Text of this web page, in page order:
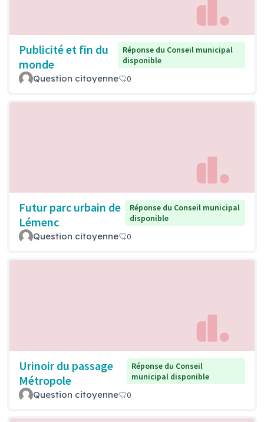
Publicité et fin du
monde
Réponse du Conseil municipal
disponible
Question citoyenne 0
Futur parc urbain de
Lémenc
Réponse du Conseil municipal
disponible
Question citoyenne 0
Urinoir du passage
Métropole
Réponse du Conseil
municipal disponible
Question citoyenne 0